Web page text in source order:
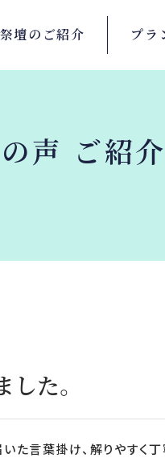
壇の ご紹介 プラ
声 ご紹介
た。
た言葉掛け、解りやすく